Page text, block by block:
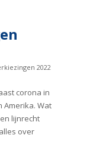
2022
corona in
Amerika. Wat
lijnrecht
over